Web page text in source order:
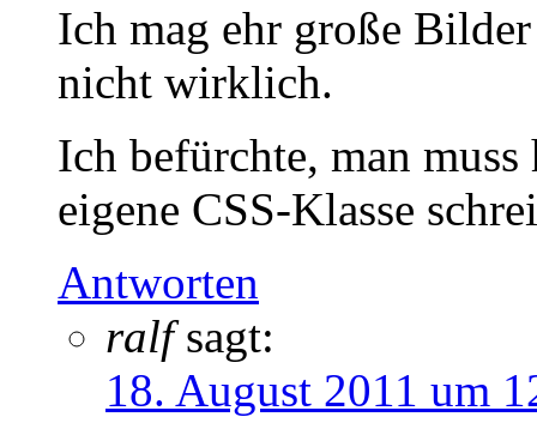
Ich mag ehr große
nicht wirklich.
Ich befürchte, man
eigene CSS-Klasse
Antworten
ralf sagt:
18. August 2011 um